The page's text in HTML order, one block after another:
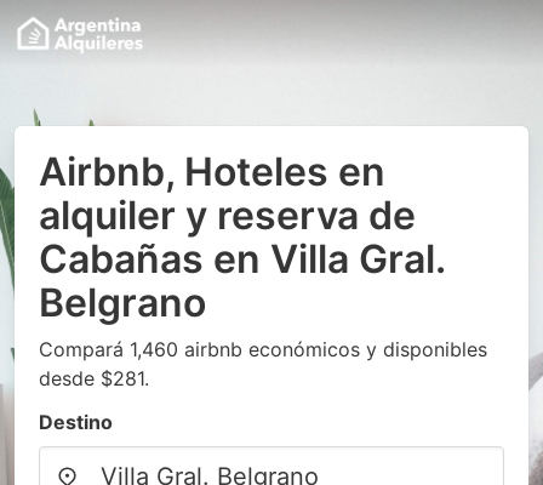
Airbnb, Hoteles en
alquiler y reserva de
Cabañas en Villa Gral.
Belgrano
Compará 1,460 airbnb económicos y disponibles
desde $281.
Destino